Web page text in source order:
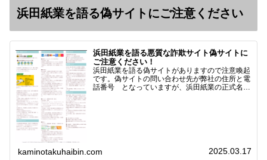
浜田紙業を語る偽サイトにご注意ください
浜田紙業を語る悪質な詐欺サイト偽サイトに
ご注意ください！
浜田紙業を語る偽サイトがありますので注意喚起
です。偽サイトの問い合わせ先が弊社の住所と電
話番号 となっていますが、浜田紙業の正式名称
kaminotakuhaibin.com 2025.03.17